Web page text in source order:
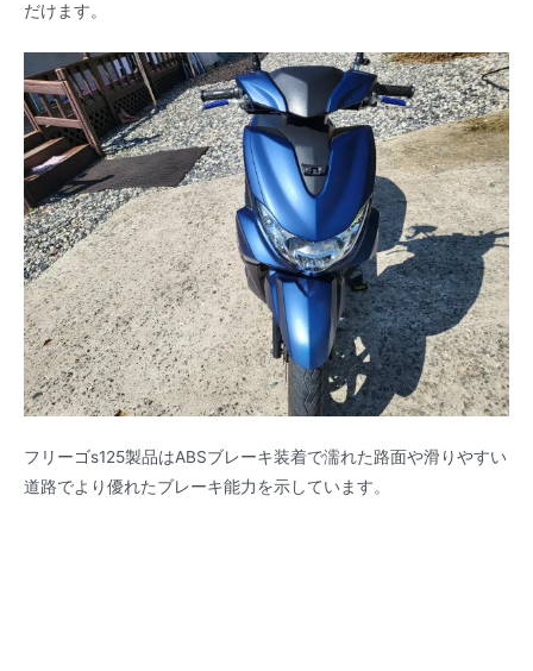
だけます。
フリーゴs125製品はABSブレーキ装着で濡れた路面や滑りやすい
道路でより優れたブレーキ能力を示しています。